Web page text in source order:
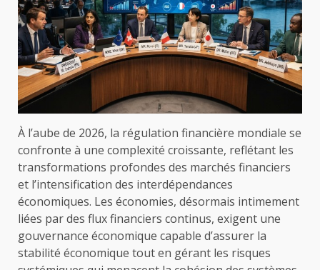
À l’aube de 2026, la régulation financière mondiale se
confronte à une complexité croissante, reflétant les
transformations profondes des marchés financiers
et l’intensification des interdépendances
économiques. Les économies, désormais intimement
liées par des flux financiers continus, exigent une
gouvernance économique capable d’assurer la
stabilité économique tout en gérant les risques